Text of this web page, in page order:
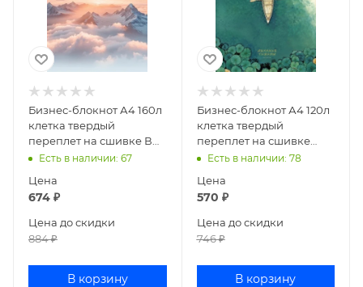
Бизнес-блокнот А4 160л
клетка твердый
переплет на сшивке В
моменте
Есть в наличии: 67
Цена
674 ₽
Цена до скидки
884₽
В корзину
Бизнес-блокнот А4 120л
клетка твердый
переплет на сшивке
Дыхание тишины
Есть в наличии: 78
Цена
570 ₽
Цена до скидки
746₽
В корзину